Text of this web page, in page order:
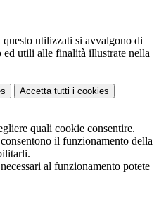
utilizzati si avvalgono di
ed utili alle finalità illustrate nella
Accetta tutti i cookies
quali cookie consentire.
il funzionamento della
al funzionamento potete